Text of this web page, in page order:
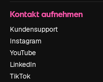
Kontakt aufnehmen
Kundensupport
Instagram
YouTube
LinkedIn
TikTok